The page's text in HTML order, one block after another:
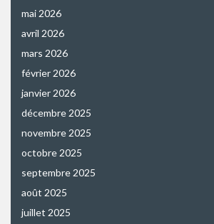
mai 2026
avril 2026
mars 2026
février 2026
janvier 2026
décembre 2025
novembre 2025
octobre 2025
septembre 2025
août 2025
juillet 2025